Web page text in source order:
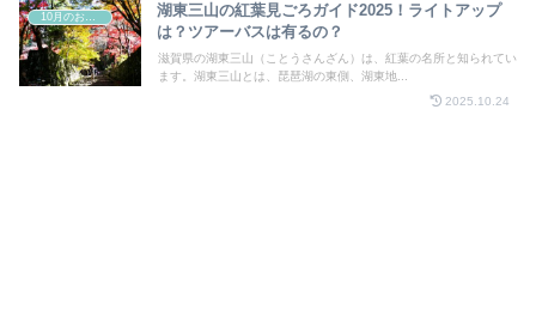
湖東三山の紅葉見ごろガイド2025！ライトアップ
は？ツアーバスは有るの？
滋賀県の湖東三山（ことうさんざん）は、紅葉の名所と知られてい
ます。湖東三山とは、琵琶湖の東側、湖東地...
2025.10.24